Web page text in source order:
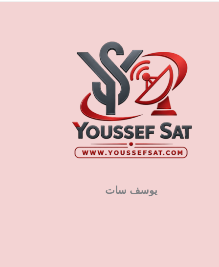
يوسف سات